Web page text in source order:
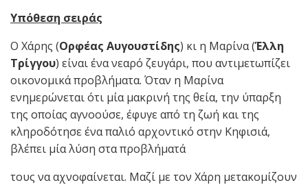
Υπόθεση σειράς
Ο Χάρης (Ορφέας Αυγουστίδης) κι η Μαρίνα (Έλλη
Τρίγγου) είναι ένα νεαρό ζευγάρι, που αντιμετωπίζει
οικονομικά προβλήματα. Όταν η Μαρίνα
ενημερώνεται ότι μία μακρινή της θεία, την ύπαρξη
της οποίας αγνοούσε, έφυγε από τη ζωή και της
κληροδότησε ένα παλιό αρχοντικό στην Κηφισιά,
βλέπει μία λύση στα προβλήματά
τους να αχνοφαίνεται. Μαζί με τον Χάρη μετακομίζουν